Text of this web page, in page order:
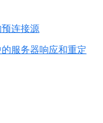
连接源
服务器响应和重定